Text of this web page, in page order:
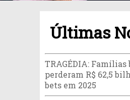
Últimas
TRAGÉDIA:
perderam R$ 62,5
bets em 2025